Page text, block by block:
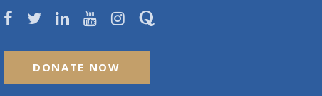
DONATE NOW